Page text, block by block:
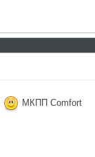
МКПП Comfort